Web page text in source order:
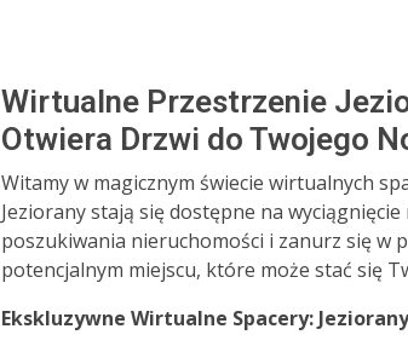
Wirtualne Przestrzenie
Otwiera Drzwi do Twojego
Witamy w magicznym świecie wirtualnych
Jeziorany stają się dostępne na
poszukiwania nieruchomości i zanurz się w
potencjalnym miejscu, które może stać się
Ekskluzywne Wirtualne Spacery: